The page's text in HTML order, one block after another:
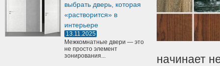
выбрать дверь, которая
«растворится» в
интерьере
13.11.2025
Межкомнатные двери — это
не просто элемент
зонирования...
начинает